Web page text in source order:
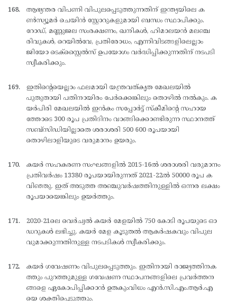
ആഭ്യന്തര വിപണി വിപുലപ്പെടുത്തുന്നതിന് ഇന്ത്യയിലെ ക
ണ്‍സ്യൂമര്‍ ചെയിന്‍ സ്റ്റോറുകളുമായി ബന്ധം സ്ഥാപിക്കും.
റോഡ്, മണ്ണുജല സംരക്ഷണം, ഖനികള്‍, ഹിമാലയന്‍ മലഞ്ച
രിവുകള്‍, റെയില്‍വേ, പ്രതിരോധം, എന്നിവിടങ്ങളിലെല്ലാം
ജിയോ ടെക്സ്റ്റൈല്‍സ് ഉപയോഗം വര്‍ദ്ധിപ്പിക്കുന്നതിന് നടപടി
സ്വീകരിക്കും.
ഇതിന്റെയെല്ലാം ഫലമായി യന്ത്രവത്കൃത മേഖലയില്‍
പുതുതായി പതിനായിരം പേര്‍ക്കെങ്കിലും തൊഴില്‍ നല്‍കും. ക
യര്‍പിരി മേഖലയില്‍ ഇന്‍കം സപ്പോര്‍ട്ട് സ്കീമിന്റെ സഹായ
ത്തോടെ 300 രൂപ പ്രതിദിനം വാങ്ങിക്കൊണ്ടിരുന്ന സ്ഥാനത്ത്
സബ്സിഡിയില്ലാതെ ശരാശരി 500 600 രൂപയായി
തൊഴിലാളിയുടെ വരുമാനം ഉയരും.
കയര്‍ സഹകരണ സംഘങ്ങളില്‍ 2015-16ല്‍ ശരാശരി വരുമാനം
പ്രതിവര്‍ഷം 13380 രൂപയായിരുന്നത് 2021-22ല്‍ 50000 രൂപ ക
വിഞ്ഞു. ഇത് അടുത്ത അഞ്ചുവര്‍ഷത്തിനുള്ളില്‍ ഒന്നര ലക്ഷം
രൂപയായെങ്കിലും ഉയര്‍ത്തും.
2020-21ലെ വെര്‍ച്വല്‍ കയര്‍ മേളയില്‍ 750 കോടി രൂപയുടെ ഓ
ഡറുകള്‍ ലഭിച്ചു. കയര്‍ മേള കൂടുതല്‍ ആകര്‍ഷകവും വിപുല
വുമാക്കുന്നതിനുള്ള നടപടികള്‍ സ്വീകരിക്കും.
കയര്‍ ഗവേഷണം വിപുലപ്പെടുത്തും. ഇതിനായി രാജ്യത്തിനക
ത്തും പുറത്തുമുള്ള ഗവേഷണ സ്ഥാപനങ്ങളിലെ പ്രവര്‍ത്തന
ങ്ങളെ ഏകോപിപ്പിക്കാന്‍ ഉതകുംവിധം എന്‍.സി.എം.ആര്‍.എ
യെ ശക്തിപ്പെടുത്തും.